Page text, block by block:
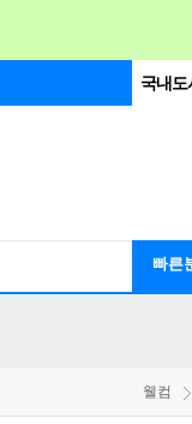
국내도
빠른
웰컴